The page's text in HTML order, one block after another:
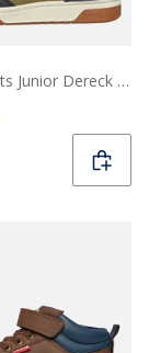
Levi's Baskets Junior Dereck Marine/Kaki 1691